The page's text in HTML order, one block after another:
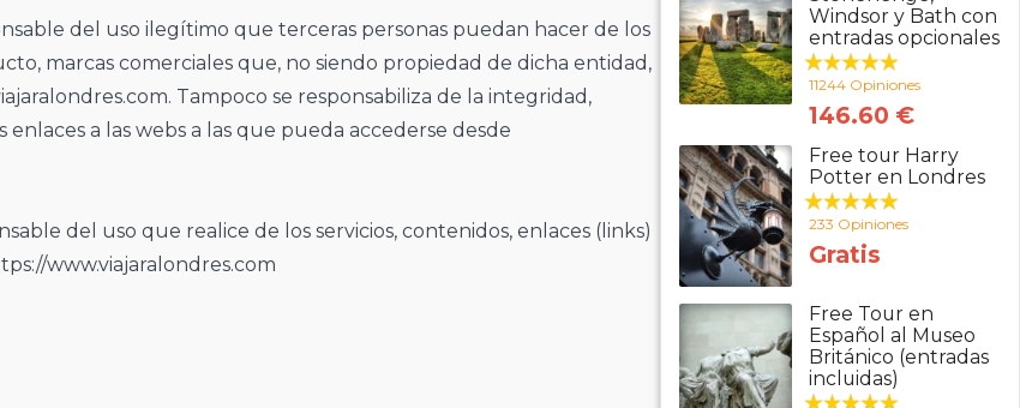
del uso ilegítimo que terceras personas puedan hacer de los
marcas comerciales que, no siendo propiedad de dicha entidad,
Tampoco se responsabiliza de la integridad,
a las webs a las que pueda accederse desde
del uso que realice de los servicios, contenidos, enlaces (links)
www.viajaralondres.com
Windsor y Bath con
entradas opcionales
11244 Opiniones
146.60 €
Free tour Harry
Potter en Londres
233 Opiniones
Gratis
Free Tour en
Español al Museo
Británico (entradas
incluidas)